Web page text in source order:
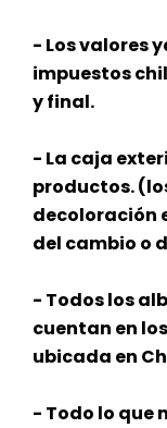
- Los valores
impuestos
y final.
- La caja
productos.
decoloración
del cambio o
- Todos los
cuentan en
ubicada en
- Todo lo que